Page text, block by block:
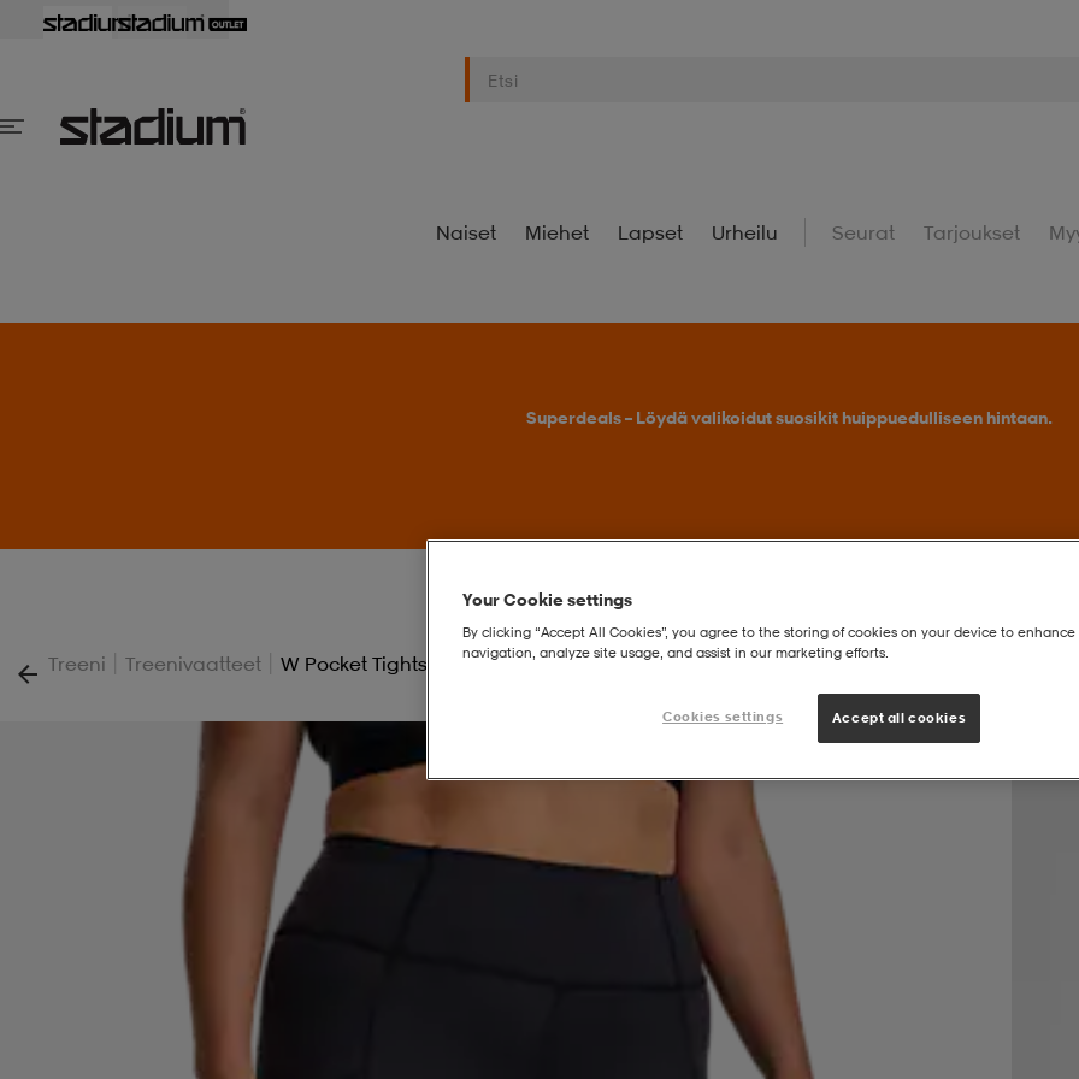
Naiset Miehet Lapset Urheilu Seurat Tarjoukset
Superdeals – Löydä valikoidut suosikit huippuedulliseen hintaan.
Treeni | Treenivaatteet | W Pocket Tights
Your Cookie settings
By clicking “Accept All Cookies”, you agree to the storing of cookies on your device to enhance
navigation, analyze site usage, and assist in our marketing efforts.
Cookies settings Accept all cookies